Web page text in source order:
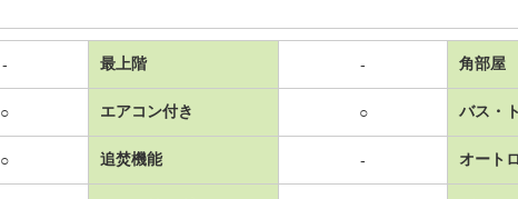
- 最上階 - 角部屋
○ エアコン付き ○ バス・
○ 追焚機能 - オート